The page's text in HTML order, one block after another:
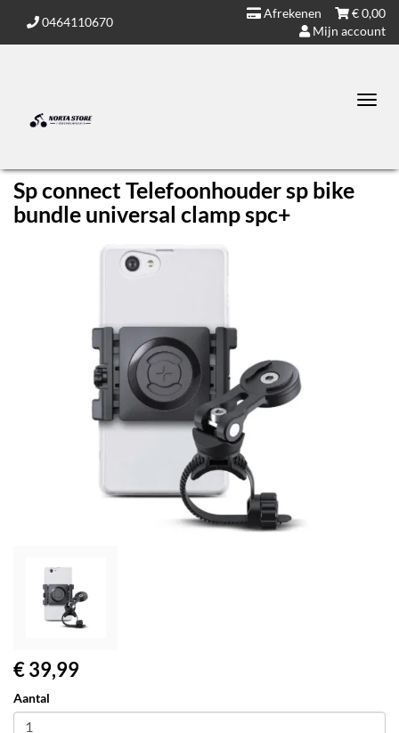
0464110670
€0,00
Afrekenen
Mijn account
Sp connect Telefoonhouder sp bike
bundle universal clamp spc+
€ 39,99
Aantal